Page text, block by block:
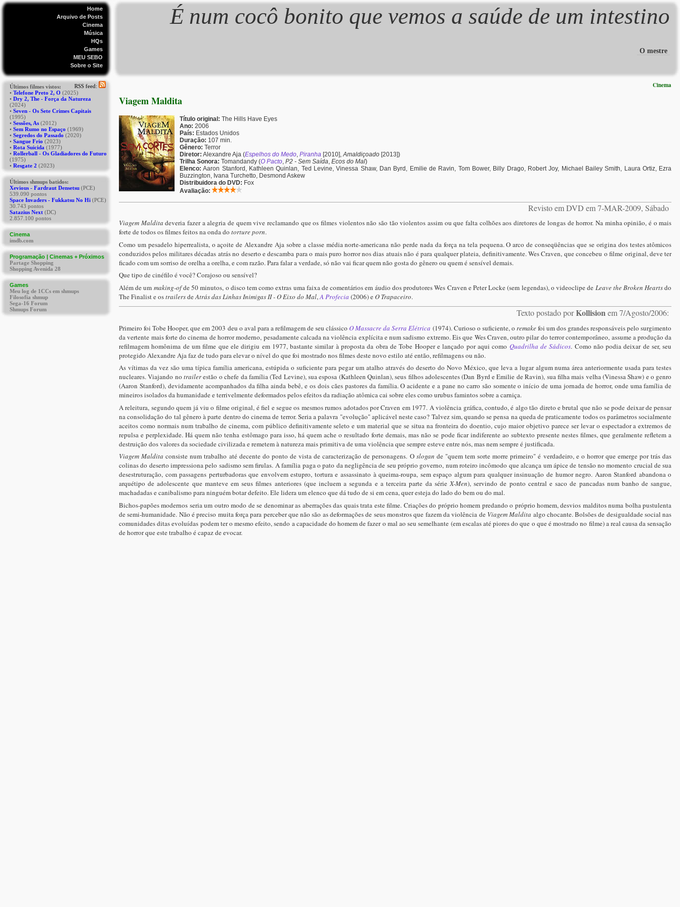
Cinema
Viagem Maldita
Título original: The Hills Have Eyes
Ano: 2006
País: Estados Unidos
Duração: 107 min.
Gênero: Terror
Diretor: Alexandre Aja (Espelhos do Medo, Piranha [2010],Amaldiçoado [2013])
Trilha Sonora: Tomandandy (O Pacto, P2 - Sem Saída, Ecos do Mal)
Elenco: Aaron Stanford, Kathleen Quinlan, Ted Levine, Vinessa Shaw, Dan Byrd, Emilie de Ravin, Tom Bower, Billy Drago, Robert Joy, Michael Bailey Smith, Laura Ortiz, Ezra
Buzzington, Ivana Turchetto, Desmond Askew
Distribuidora do DVD: Fox
Avaliação:
Revisto em DVD em 7-MAR-2009, Sábado
Viagem Maldita deveria fazer a alegria de quem vive reclamando que os filmes violentos não são tão violentos assim ou que falta colhões aos diretores de longas de horror. Na minha opinião, é o mais
forte de todos os filmes feitos na onda do torture porn.
Como um pesadelo hiperrealista, o açoite de Alexandre Aja sobre a classe média norte-americana não perde nada da força na tela pequena. O arco de conseqüências que se origina dos testes atômicos
conduzidos pelos militares décadas atrás no deserto e descamba para o mais puro horror nos dias atuais não é para qualquer plateia, definitivamente. Wes Craven, que concebeu o filme original, deve ter
ficado com um sorriso de orelha a orelha, e com razão. Para falar a verdade, só não vai ficar quem não gosta do gênero ou quem é sensível demais.
Que tipo de cinéfilo é você? Corajoso ou sensível?
Além de um making-ofde 50 minutos, o disco tem como extras uma faixa de comentários em áudio dos produtores Wes Craven e Peter Locke (sem legendas), o videoclipe de Leave the Broken Heartsdo
The Finalist e ostrailersdeAtrás das Linhas Inimigas II - O Eixo do Mal, A Profecia (2006) eO Trapaceiro.
Texto postado porKollision em 7/Agosto/2006:
Primeiro foi Tobe Hooper, que em 2003 deu o aval para a refilmagem de seu clássicoO Massacre da Serra Elétrica (1974). Curioso o suficiente, o remakefoi um dos grandes responsáveis pelo surgimento
da vertente mais forte do cinema de horror moderno, pesadamente calcada na violência explícita e num sadismo extremo. Eis que Wes Craven, outro pilar do terror contemporâneo, assume a produção da
refilmagem homônima de um filme que ele dirigiu em 1977, bastante similar à proposta da obra de Tobe Hooper e lançado por aqui como Quadrilha de Sádicos. Como não podia deixar de ser, seu
protegido Alexandre Aja faz de tudo para elevar o nível do que foi mostrado nos filmes deste novo estilo até então, refilmagens ou não.
As vítimas da vez são uma típica família americana, estúpida o suficiente para pegar um atalho através do deserto do Novo México, que leva a lugar algum numa área anteriormente usada para testes
nucleares. Viajando notrailerestão o chefe da família (Ted Levine), sua esposa (Kathleen Quinlan), seus filhos adolescentes (Dan Byrd e Emilie de Ravin), sua filha mais velha (Vinessa Shaw) e o genro
(Aaron Stanford), devidamente acompanhados da filha ainda bebê, e os dois cães pastores da família. O acidente e a pane no carro são somente o início de uma jornada de horror, onde uma família de
mineiros isolados da humanidade e terrivelmente deformados pelos efeitos da radiação atômica cai sobre eles como urubus famintos sobre a carniça.
A releitura, segundo quem já viu o filme original, é fiel e segue os mesmos rumos adotados por Craven em 1977. A violência gráfica, contudo, é algo tão direto e brutal que não se pode deixar de pensar
na consolidação do tal gênero à parte dentro do cinema de terror. Seria a palavra "evolução" aplicável neste caso? Talvez sim, quando se pensa na queda de praticamente todos os parâmetros socialmente
aceitos como normais num trabalho de cinema, com público definitivamente seleto e um material que se situa na fronteira do doentio, cujo maior objetivo parece ser levar o espectador a extremos de
repulsa e perplexidade. Há quem não tenha estômago para isso, há quem ache o resultado forte demais, mas não se pode ficar indiferente ao subtexto presente nestes filmes, que geralmente refletem a
destruição dos valores da sociedade civilizada e remetem à natureza mais primitiva de uma violência que sempre esteve entre nós, mas nem sempre é justificada.
Viagem Maldita consiste num trabalho até decente do ponto de vista de caracterização de personagens. O slogan de "quem tem sorte morre primeiro" é verdadeiro, e o horror que emerge por trás das
colinas do deserto impressiona pelo sadismo sem firulas. A família paga o pato da negligência de seu próprio governo, num roteiro incômodo que alcança um ápice de tensão no momento crucial de sua
desestruturação, com passagens perturbadoras que envolvem estupro, tortura e assassinato à queima-roupa, sem espaço algum para qualquer insinuação de humor negro. Aaron Stanford abandona o
arquétipo de adolescente que manteve em seus filmes anteriores (que incluem a segunda e a terceira parte da série X-Men), servindo de ponto central e saco de pancadas num banho de sangue,
machadadas e canibalismo para ninguém botar defeito. Ele lidera um elenco que dá tudo de si em cena, quer esteja do lado do bem ou do mal.
Bichos-papões modernos seria um outro modo de se denominar as aberrações das quais trata este filme. Criações do próprio homem predando o próprio homem, desvios malditos numa bolha pustulenta
de semi-humanidade. Não é preciso muita força para perceber que não são as deformações de seus monstros que fazem da violência de Viagem Maldita algo chocante. Bolsões de desigualdade social nas
comunidades ditas evoluídas podem ter o mesmo efeito, sendo a capacidade do homem de fazer o mal ao seu semelhante (em escalas até piores do que o que é mostrado no filme) a real causa da sensação
de horror que este trabalho é capaz de evocar.
É num cocô bonito que vemos a saúde de um intestino
O mestre
Home
Arquivo de Posts
Cinema
Música
HQs
Games
MEU SEBO
Sobre o Site